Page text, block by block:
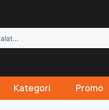
Kategori Promo